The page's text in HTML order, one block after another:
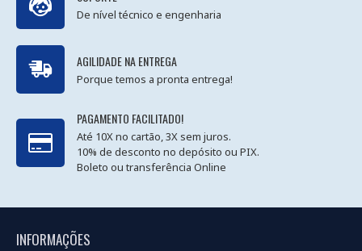
De nível técnico e engenharia
AGILIDADE NA ENTREGA
Porque temos a pronta entrega!
PAGAMENTO FACILITADO!
Até 10X no cartão, 3X sem juros.
10% de desconto no depósito ou PIX.
Boleto ou transferência Online
INFORMAÇÕES